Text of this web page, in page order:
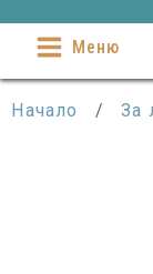
Меню
Начало / За